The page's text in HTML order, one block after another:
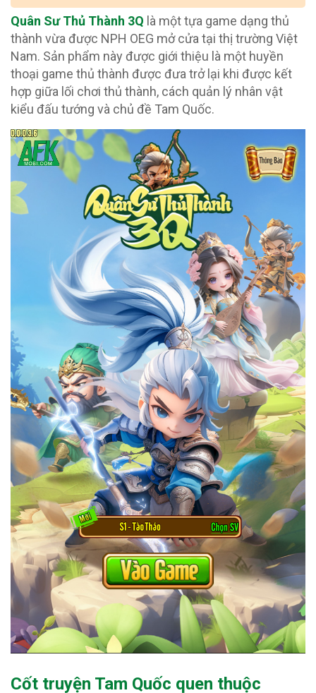
Quân Sư Thủ Thành 3Q là một tựa game dạng thủ
thành vừa được NPH OEG mở cửa tại thị trường Việt
Nam. Sản phẩm này được giới thiệu là một huyền
thoại game thủ thành được đưa trở lại khi được kết
hợp giữa lối chơi thủ thành, cách quản lý nhân vật
kiểu đấu tướng và chủ đề Tam Quốc.
Cốt truyện Tam Quốc quen thuộc